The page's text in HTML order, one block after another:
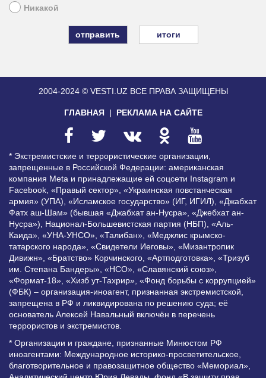
Никакой
итоги
2004-2024 © VESTI.UZ ВСЕ ПРАВА ЗАЩИЩЕНЫ
ГЛАВНАЯ РЕКЛАМА НА САЙТЕ
* Экстремистские и террористические организации,
запрещенные в Российской Федерации: американская
компания Meta и принадлежащие ей соцсети Instagram и
Facebook, «Правый сектор», «Украинская повстанческая
армия» (УПА), «Исламское государство» (ИГ, ИГИЛ), «Джабхат
Фатх аш-Шам» (бывшая «Джабхат ан-Нусра», «Джебхат ан-
Нусра»), Национал-Большевистская партия (НБП), «Аль-
Каида», «УНА-УНСО», «Талибан», «Меджлис крымско-
татарского народа», «Свидетели Иеговы», «Мизантропик
Дивижн», «Братство» Корчинского, «Артподготовка», «Тризуб
им. Степана Бандеры», «НСО», «Славянский союз»,
«Формат-18», «Хизб ут-Тахрир», «Фонд борьбы с коррупцией»
(ФБК) – организация-иноагент, признанная экстремистской,
запрещена в РФ и ликвидирована по решению суда; её
основатель Алексей Навальный включён в перечень
террористов и экстремистов.
* Организации и граждане, признанные Минюстом РФ
иноагентами: Международное историко-просветительское,
благотворительное и правозащитное общество «Мемориал»,